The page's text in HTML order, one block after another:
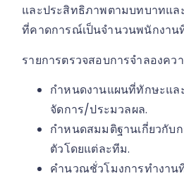
และประสิทธิภาพตามบทบาทแ
ที่คาดการณ์เป็นจำนวนพนักงาน
รายการตรวจสอบการจำลองคว
กำหนดงานแผนที่ทักษะแล
จัดการ/ประมวลผล.
กำหนดสมมติฐานเกี่ยวกับ
ตัวโดยแต่ละทีม.
คำนวณชั่วโมงการทำงาน